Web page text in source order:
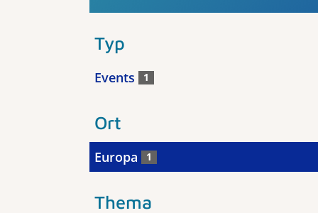
Typ
Events 1
Ort
Europa 1
Thema